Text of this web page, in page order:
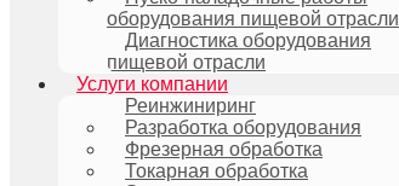
оборудования пищевой отрасли
Диагностика оборудования
пищевой отрасли
Услуги компании
Реинжиниринг
Разработка оборудования
Фрезерная обработка
Токарная обработка